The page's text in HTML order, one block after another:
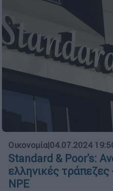
Οικονομία|04.07.2024
Standard & Poor's:
ελληνικές τράπεζες
NPE